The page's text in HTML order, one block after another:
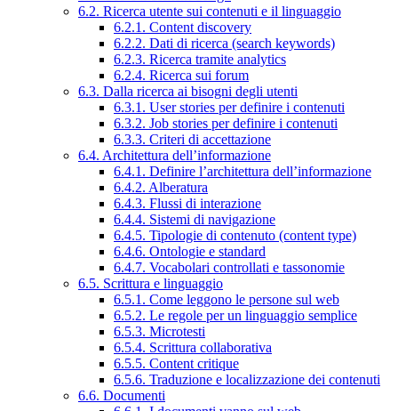
6.2. Ricerca utente sui contenuti e il linguaggio
6.2.1. Content discovery
6.2.2. Dati di ricerca (search keywords)
6.2.3. Ricerca tramite analytics
6.2.4. Ricerca sui forum
6.3. Dalla ricerca ai bisogni degli utenti
6.3.1. User stories per definire i contenuti
6.3.2. Job stories per definire i contenuti
6.3.3. Criteri di accettazione
6.4. Architettura dell’informazione
6.4.1. Definire l’architettura dell’informazione
6.4.2. Alberatura
6.4.3. Flussi di interazione
6.4.4. Sistemi di navigazione
6.4.5. Tipologie di contenuto (content type)
6.4.6. Ontologie e standard
6.4.7. Vocabolari controllati e tassonomie
6.5. Scrittura e linguaggio
6.5.1. Come leggono le persone sul web
6.5.2. Le regole per un linguaggio semplice
6.5.3. Microtesti
6.5.4. Scrittura collaborativa
6.5.5. Content critique
6.5.6. Traduzione e localizzazione dei contenuti
6.6. Documenti